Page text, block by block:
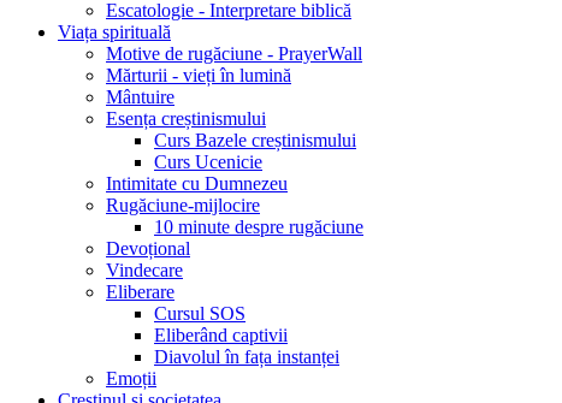
Escatologie - Interpretare biblică
Viața spirituală
Motive de rugăciune - PrayerWall
Mărturii - vieți în lumină
Mântuire
Esența creștinismului
Curs Bazele creștinismului
Curs Ucenicie
Intimitate cu Dumnezeu
Rugăciune-mijlocire
10 minute despre rugăciune
Devoțional
Vindecare
Eliberare
Cursul SOS
Eliberând captivii
Diavolul în fața instanței
Emoții